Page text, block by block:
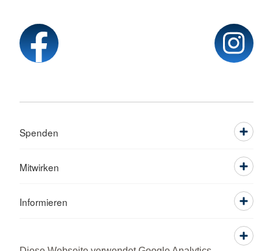
Spenden
Mitwirken
Informieren